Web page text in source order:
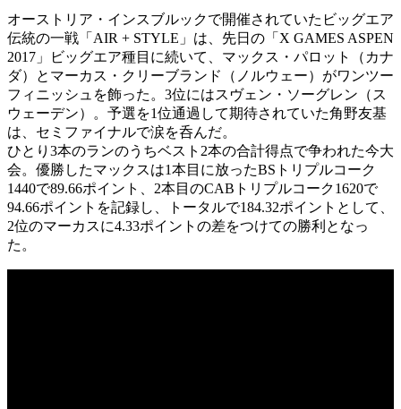
オーストリア・インスブルックで開催されていたビッグエア
伝統の一戦「AIR + STYLE」は、先日の「X GAMES ASPEN
2017」ビッグエア種目に続いて、マックス・パロット（カナ
ダ）とマーカス・クリーブランド（ノルウェー）がワンツー
フィニッシュを飾った。3位にはスヴェン・ソーグレン（ス
ウェーデン）。予選を1位通過して期待されていた角野友基
は、セミファイナルで涙を呑んだ。
ひとり3本のランのうちベスト2本の合計得点で争われた今大
会。優勝したマックスは1本目に放ったBSトリプルコーク
1440で89.66ポイント、2本目のCABトリプルコーク1620で
94.66ポイントを記録し、トータルで184.32ポイントとして、
2位のマーカスに4.33ポイントの差をつけての勝利となっ
た。